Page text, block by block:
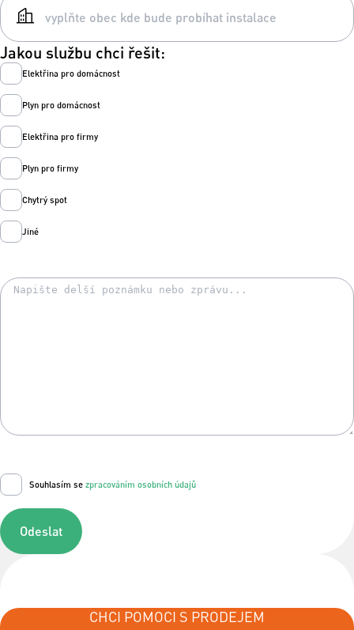
Jakou službu chci řešit:
Elektřina pro domácnost
Plyn pro domácnost
Elektřina pro firmy
Plyn pro firmy
Chytrý spot
Jiné
Souhlasím se zpracováním osobních údajů
Odeslat
CHCI POMOCI S PRODEJEM